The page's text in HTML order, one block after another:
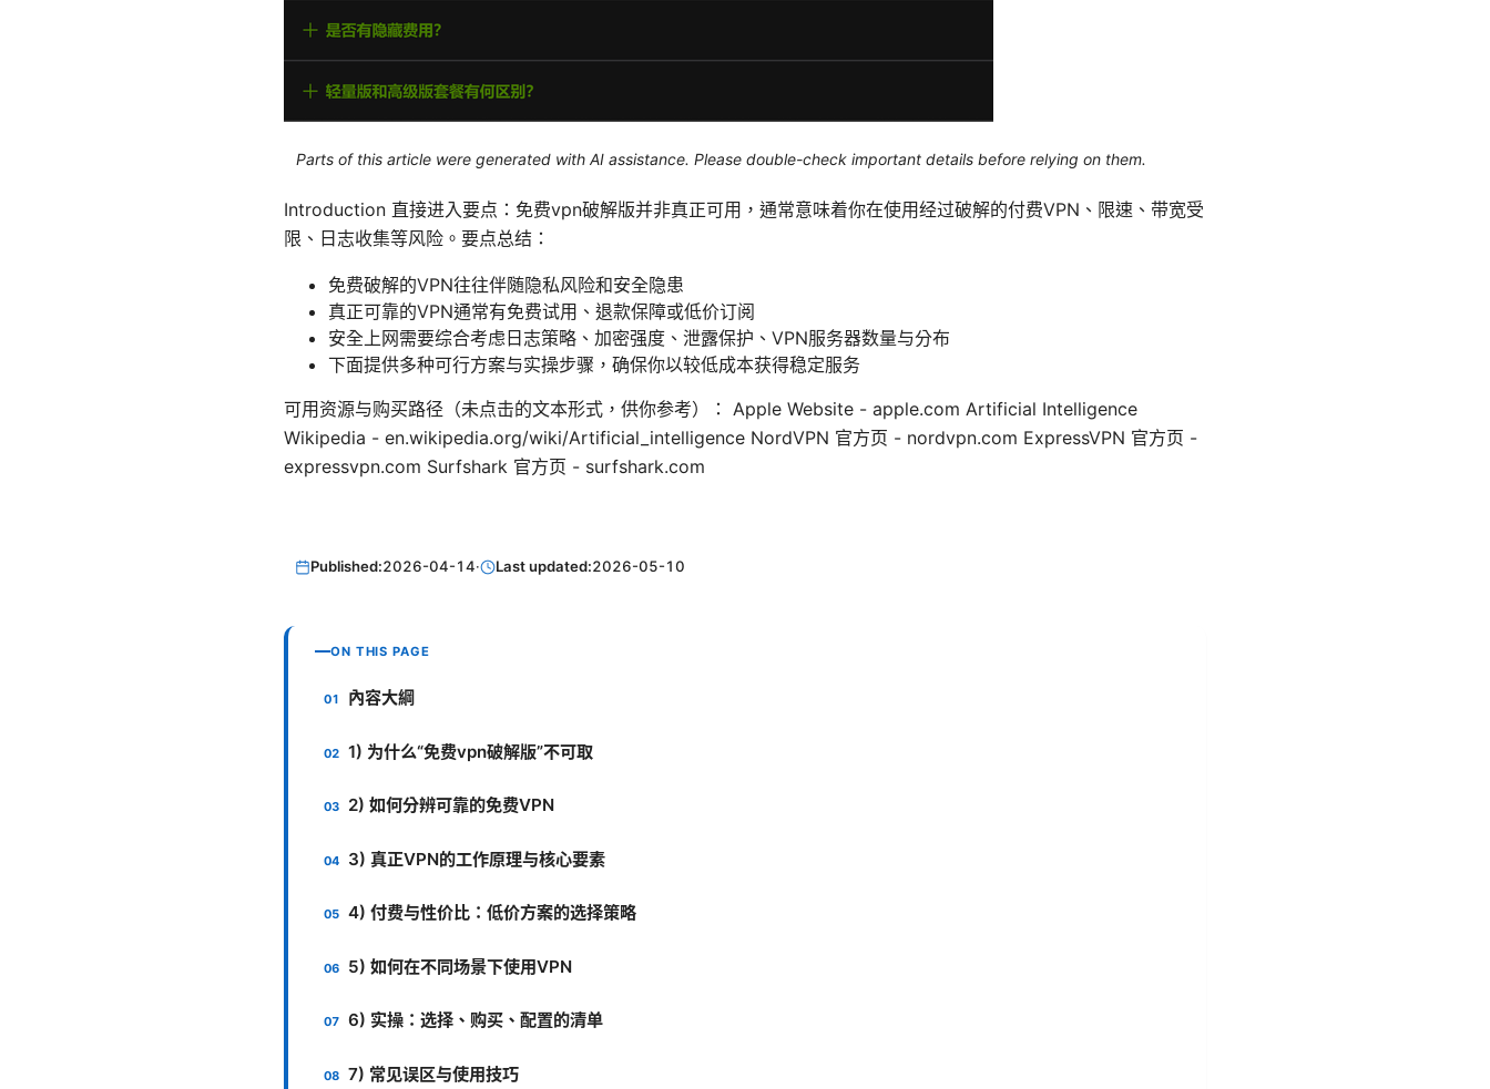
Parts of this article were generated with AI assistance. Please double-check important details before relying on them.
Introduction 直接进入要点：免费vpn破解版并非真正可用，通常意味着你在使用经过破解的付费VPN、限速、带宽受
限、日志收集等风险。要点总结：
免费破解的VPN往往伴随隐私风险和安全隐患
真正可靠的VPN通常有免费试用、退款保障或低价订阅
安全上网需要综合考虑日志策略、加密强度、泄露保护、VPN服务器数量与分布
下面提供多种可行方案与实操步骤，确保你以较低成本获得稳定服务
可用资源与购买路径（未点击的文本形式，供你参考）： Apple Website - apple.com Artificial Intelligence
Wikipedia - en.wikipedia.org/wiki/Artificial_intelligence NordVPN 官方页 - nordvpn.com ExpressVPN 官方页 -
expressvpn.com Surfshark 官方页 - surfshark.com
Published:2026-04-14· Last updated:2026-05-10
ON THIS PAGE
內容大綱
1) 为什么“免费vpn破解版”不可取
2) 如何分辨可靠的免费VPN
3) 真正VPN的工作原理与核心要素
4) 付费与性价比：低价方案的选择策略
5) 如何在不同场景下使用VPN
6) 实操：选择、购买、配置的清单
7) 常见误区与使用技巧